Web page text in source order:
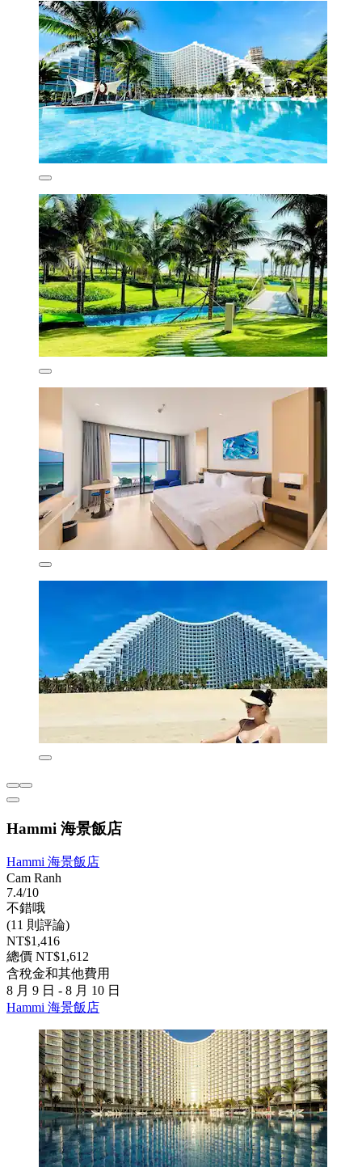
Hammi 海景飯店
Hammi 海景飯店
Cam Ranh
7.4/10
不錯哦
(11 則評論)
NT$1,416
總價 NT$1,612
含稅金和其他費用
8 月 9 日 - 8 月 10 日
Hammi 海景飯店